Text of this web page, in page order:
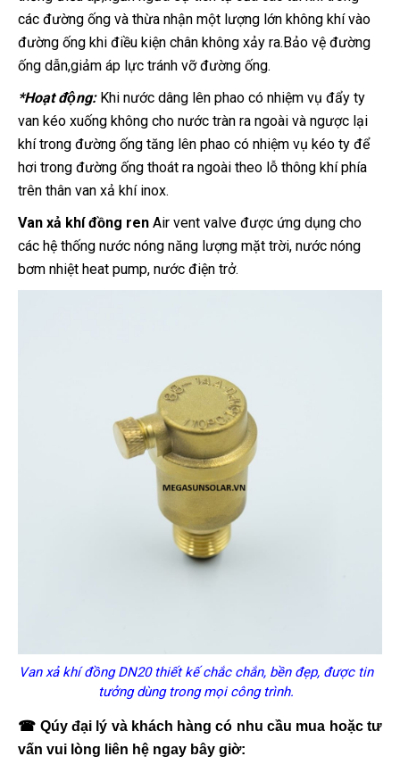
các đường ống và thừa nhận một lượng lớn không khí vào
đường ống khi điều kiện chân không xảy ra.Bảo vệ đường
ống dẫn,giảm áp lực tránh vỡ đường ống.
*Hoạt động: Khi nước dâng lên phao có nhiệm vụ đẩy ty
van kéo xuống không cho nước tràn ra ngoài và ngược lại
khí trong đường ống tăng lên phao có nhiệm vụ kéo ty để
hơi trong đường ống thoát ra ngoài theo lỗ thông khí phía
trên thân van xả khí inox.
Van xả khí đồng ren Air vent valve được ứng dụng cho
các hệ thống nước nóng năng lượng mặt trời, nước nóng
bơm nhiệt heat pump, nước điện trở.
Van xả khí đồng DN20 thiết kế chắc chắn, bền đẹp, được tin
tưởng dùng trong mọi công trình.
☎ Qúy đại lý và khách hàng có nhu cầu mua hoặc tư
vấn vui lòng liên hệ ngay bây giờ: